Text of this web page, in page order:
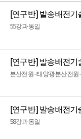
[연구반] 발송배전기
55강과 동일
[연구반] 발송배전기
분산전원 - 태양광 분산전원
[연구반] 발송배전기
58강과 동일